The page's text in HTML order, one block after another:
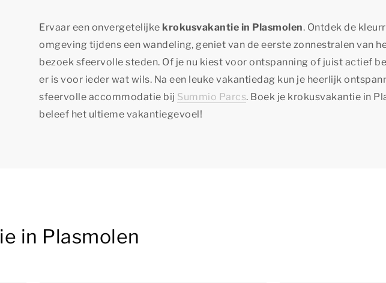
Ervaar een onvergetelijke krokusvakantie in Plasmolen. Ontdek de
omgeving tijdens een wandeling, geniet van de eerste zonnestralen van
bezoek sfeervolle steden. Of je nu kiest voor ontspanning of juist actief
er is voor ieder wat wils. Na een leuke vakantiedag kun je heerlijk
sfeervolle accommodatie bij Summio Parcs. Boek je krokusvakantie in
beleef het ultieme vakantiegevoel!
in Plasmolen